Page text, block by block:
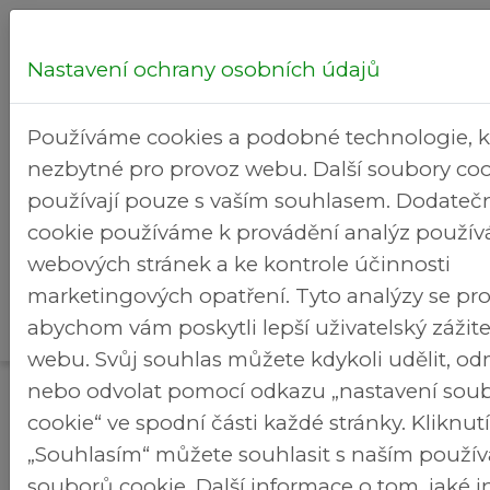
Hledej...
Brezineves.cz >
samospráva
>
Zápisy
jednání
ZMČ
areál
Zápisy z jednání ZMČ
Zápisy ze zasedání zastupitelstva 2026
Nastavení ochrany osobních údajů
Používáme cookies a podobné technologie,
nezbytné pro provoz webu. Další soubory
používají pouze s vaším souhlasem.
cookie používáme k provádění analýz
webových stránek a ke kontrole účinnosti
marketingových opatření. Tyto analýzy se
abychom vám poskytli lepší uživatelský
webu. Svůj souhlas můžete kdykoli udělit,
nebo odvolat pomocí odkazu „nastavení
cookie“ ve spodní části každé stránky.
„Souhlasím“ můžete souhlasit s naším